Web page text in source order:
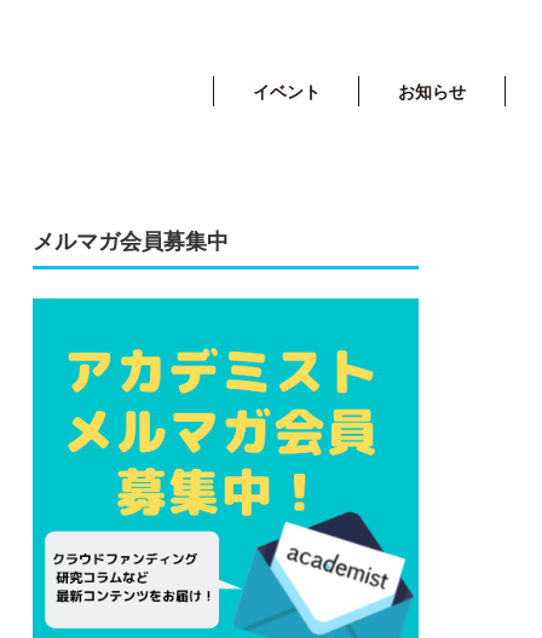
イベント お知らせ
メルマガ会員募集中